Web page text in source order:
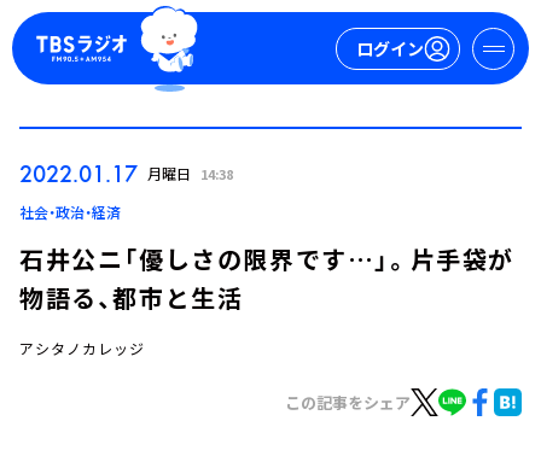
ログイン
2022.01.17 月曜日 14:38
社会・政治・経済
石井公ニ「優しさの限界です…」。片手袋が
物語る、都市と生活
アシタノカレッジ
この記事をシェア